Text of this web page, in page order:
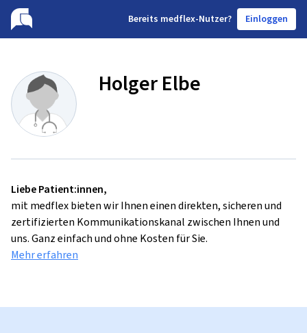
Bereits medflex-Nutzer? Einloggen
Holger Elbe
Liebe Patient:innen,
mit medflex bieten wir Ihnen einen direkten, sicheren und
zertifizierten Kommunikationskanal zwischen Ihnen und
uns. Ganz einfach und ohne Kosten für Sie.
Mehr erfahren